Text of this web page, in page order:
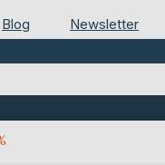
Blog Newsletter